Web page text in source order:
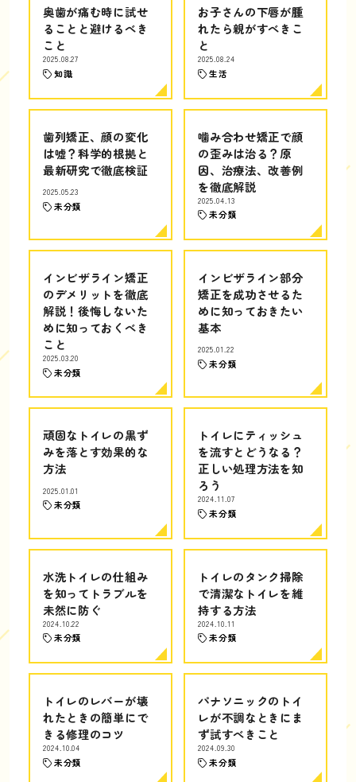
奥歯が痛む時に試せ
ることと避けるべき
こと
2025.08.27
知識
お子さんの下唇が腫
れたら親がすべきこ
と
2025.08.24
生活
歯列矯正、顔の変化
は嘘？科学的根拠と
最新研究で徹底検証
2025.05.23
未分類
噛み合わせ矯正で顔
の歪みは治る？原
因、治療法、改善例
を徹底解説
2025.04.13
未分類
インビザライン矯正
のデメリットを徹底
解説！後悔しないた
めに知っておくべき
こと
2025.03.20
未分類
インビザライン部分
矯正を成功させるた
めに知っておきたい
基本
2025.01.22
未分類
頑固なトイレの黒ず
みを落とす効果的な
方法
2025.01.01
未分類
トイレにティッシュ
を流すとどうなる？
正しい処理方法を知
ろう
2024.11.07
未分類
水洗トイレの仕組み
を知ってトラブルを
未然に防ぐ
2024.10.22
未分類
トイレのタンク掃除
で清潔なトイレを維
持する方法
2024.10.11
未分類
トイレのレバーが壊
れたときの簡単にで
きる修理のコツ
2024.10.04
未分類
パナソニックのトイ
レが不調なときにま
ず試すべきこと
2024.09.30
未分類